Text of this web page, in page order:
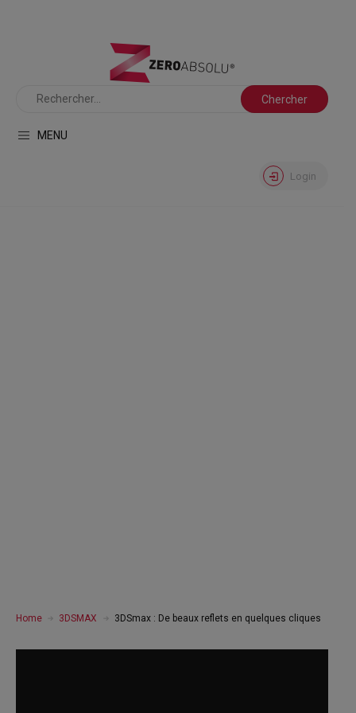
MENU
Login
Home 3DSMAX 3DSmax : De beaux reflets en quelques cliques